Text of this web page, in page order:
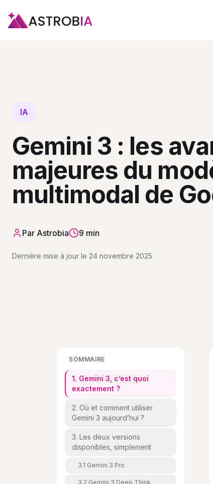
IA
Gemini 3 : les
majeures du
multimodal de
Par Astrobia 9 min
Dernière mise à jour le 24 novembre 2025
SOMMAIRE
1. Gemini 3, c’est quoi
exactement ?
2. Où et comment utiliser
Gemini 3 aujourd’hui ?
3. Les deux versions
disponibles, simplement
3.1 Gemini 3 Pro
3.2 Gemini 3 Deep Think